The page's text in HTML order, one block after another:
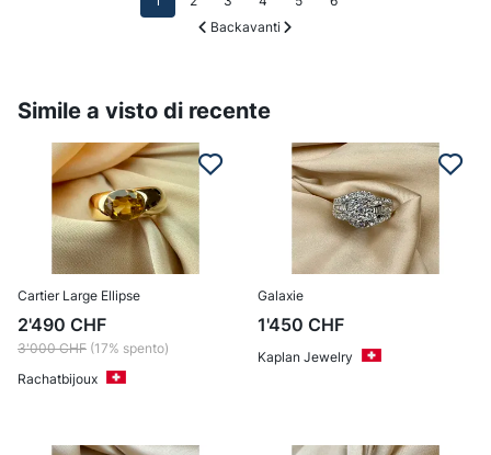
Backavanti
Simile a visto di recente
Cartier Large Ellipse
2'490 CHF
3'000 CHF (17% spento)
Rachatbijoux
Galaxie
1'450 CHF
Kaplan Jewelry